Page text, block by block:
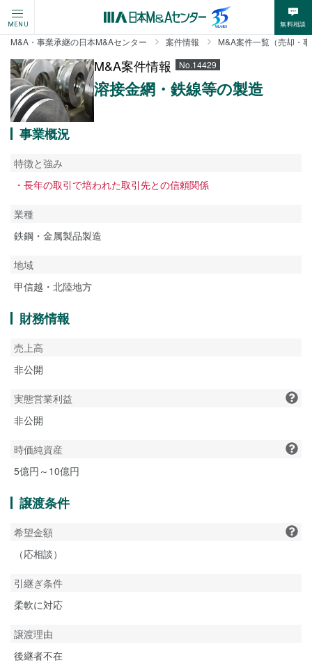
MENU 無料相談
M&A・事業承継の日本M&Aセンター 案件情報 M&A案件一覧（売却・
M&A案件情報 No.14429
溶接金網・鉄線等の製造
事業概況
特徴と強み
・長年の取引で培われた取引先との信頼関係
業種
鉄鋼・金属製品製造
地域
甲信越・北陸地方
財務情報
売上高
非公開
実態営業利益
非公開
時価純資産
5億円～10億円
譲渡条件
希望金額
（応相談）
引継ぎ条件
柔軟に対応
譲渡理由
後継者不在